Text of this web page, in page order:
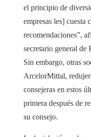
el principio de
empresas les] cuesta
recomendaciones”,
secretario general de
Sin embargo, otras
ArcelorMittal,
consejeras en estos
primera después de
su consejo.